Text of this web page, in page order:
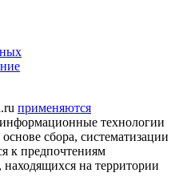
применяются
технологии
сбора, систематизации
к предпочтениям
находящихся на территории